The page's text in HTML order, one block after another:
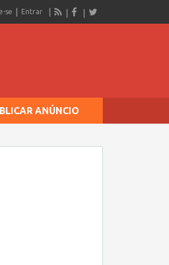
se Entrar
ANÚNCIO